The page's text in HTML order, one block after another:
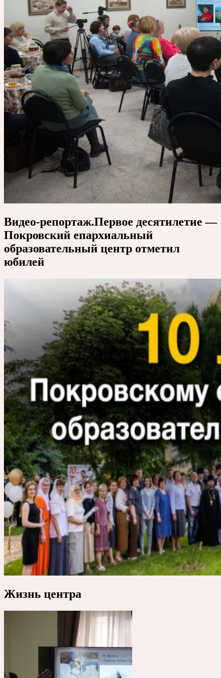
Видео-репортаж.Первое десятилетие —
Покровский епархиальный
образовательный центр отметил
юбилей
Жизнь центра